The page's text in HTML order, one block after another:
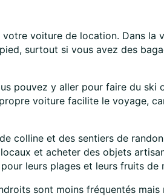
voiture de location. Dans la
surtout si vous avez des
pouvez y aller pour faire du ski
voiture facilite le voyage,
colline et des sentiers de
et acheter des objets
leurs plages et leurs fruits de
sont moins fréquentés mais